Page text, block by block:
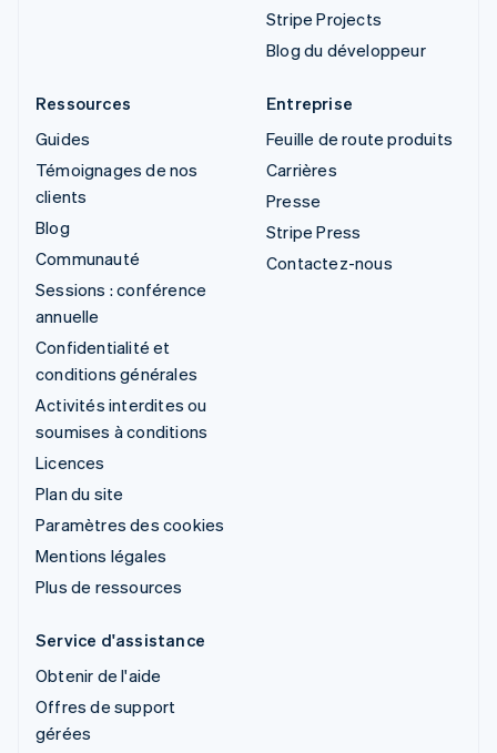
Stripe Projects
Blog du développeur
Ressources
Guides
Témoignages de nos
clients
Blog
Communauté
Sessions : conférence
annuelle
Confidentialité et
conditions générales
Activités interdites ou
soumises à conditions
Licences
Plan du site
Paramètres des cookies
Mentions légales
Plus de ressources
Entreprise
Feuille de route produits
Carrières
Presse
Stripe Press
Contactez-nous
Service d'assistance
Obtenir de l'aide
Offres de support
gérées